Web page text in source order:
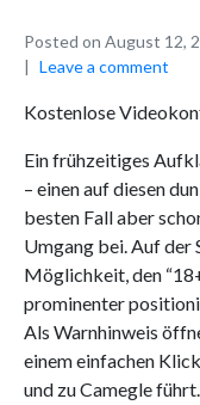
Posted on August 12,
Leave a comment
Kostenlose
Ein frühzeitiges
– einen auf diesen
besten Fall aber
Umgang bei. Auf der
Möglichkeit, den
prominenter
Als Warnhinweis
einem einfachen
und zu Camegle